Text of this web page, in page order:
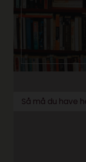
Så må du have